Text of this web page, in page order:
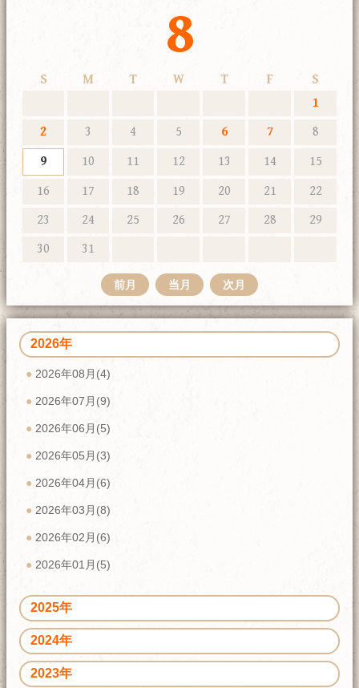
8
S M T W T F
S
1
2
3 4 5 6 7
8
9
10 11 12 13 14
15
16
17 18 19 20 21
22
23
24 25 26 27 28
29
30
31
前月 当月 次月
2026年
2026年08月(4)
2026年07月(9)
2026年06月(5)
2026年05月(3)
2026年04月(6)
2026年03月(8)
2026年02月(6)
2026年01月(5)
2025年
2024年
2023年